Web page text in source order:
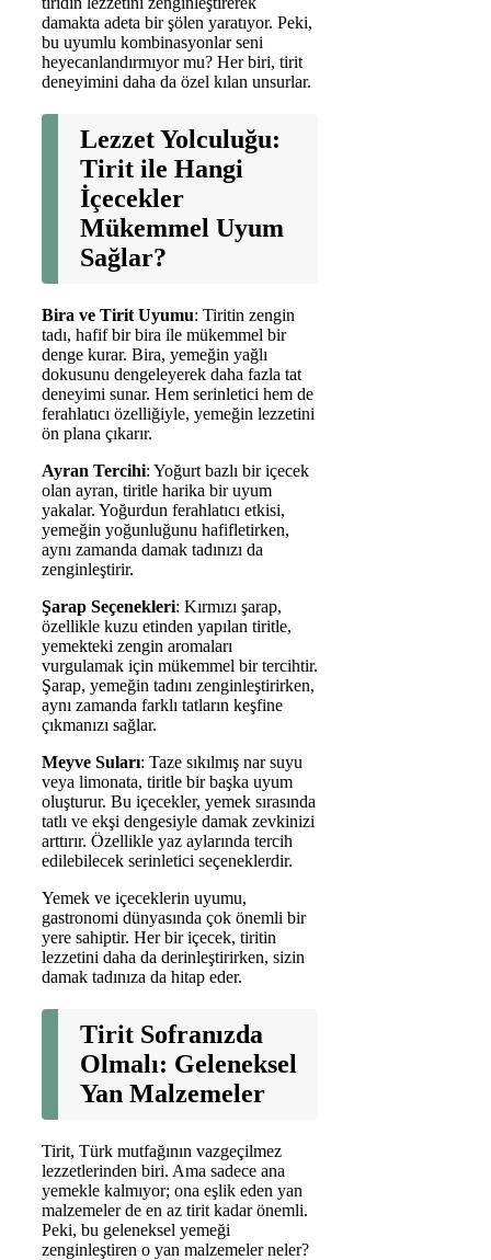
damakta adeta bir şölen yaratıyor. Peki,
bu uyumlu kombinasyonlar seni
heyecanlandırmıyor mu? Her biri, tirit
deneyimini daha da özel kılan unsurlar.
Lezzet Yolculuğu:
Tirit ile Hangi
İçecekler
Mükemmel Uyum
Sağlar?
Bira ve Tirit Uyumu: Tiritin zengin
tadı, hafif bir bira ile mükemmel bir
denge kurar. Bira, yemeğin yağlı
dokusunu dengeleyerek daha fazla tat
deneyimi sunar. Hem serinletici hem de
ferahlatıcı özelliğiyle, yemeğin lezzetini
ön plana çıkarır.
Ayran Tercihi: Yoğurt bazlı bir içecek
olan ayran, tiritle harika bir uyum
yakalar. Yoğurdun ferahlatıcı etkisi,
yemeğin yoğunluğunu hafifletirken,
aynı zamanda damak tadınızı da
zenginleştirir.
Şarap Seçenekleri: Kırmızı şarap,
özellikle kuzu etinden yapılan tiritle,
yemekteki zengin aromaları
vurgulamak için mükemmel bir tercihtir.
Şarap, yemeğin tadını zenginleştirirken,
aynı zamanda farklı tatların keşfine
çıkmanızı sağlar.
Meyve Suları: Taze sıkılmış nar suyu
veya limonata, tiritle bir başka uyum
oluşturur. Bu içecekler, yemek sırasında
tatlı ve ekşi dengesiyle damak zevkinizi
arttırır. Özellikle yaz aylarında tercih
edilebilecek serinletici seçeneklerdir.
Yemek ve içeceklerin uyumu,
gastronomi dünyasında çok önemli bir
yere sahiptir. Her bir içecek, tiritin
lezzetini daha da derinleştirirken, sizin
damak tadınıza da hitap eder.
Tirit Sofranızda
Olmalı: Geleneksel
Yan Malzemeler
Tirit, Türk mutfağının vazgeçilmez
lezzetlerinden biri. Ama sadece ana
yemekle kalmıyor; ona eşlik eden yan
malzemeler de en az tirit kadar önemli.
Peki, bu geleneksel yemeği
zenginleştiren o yan malzemeler neler?